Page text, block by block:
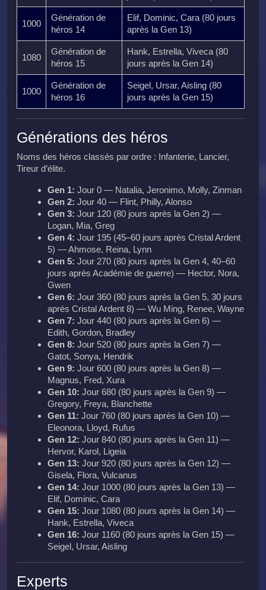
1000
Génération de
héros 14
Elif, Dominic, Cara (80 jours
après la Gen 13)
1080
Génération de
héros 15
Hank, Estrella, Viveca (80
jours après la Gen 14)
1000
Génération de
héros 16
Seigel, Ursar, Aisling (80
jours après la Gen 15)
Générations des héros
Noms des héros classés par ordre : Infanterie, Lancier,
Tireur d’élite.
Gen 1: Jour 0 — Natalia, Jeronimo, Molly, Zinman
Gen 2: Jour 40 — Flint, Philly, Alonso
Gen 3: Jour 120 (80 jours après la Gen 2) —
Logan, Mia, Greg
Gen 4: Jour 195 (45–60 jours après Cristal Ardent
5) — Ahmose, Reina, Lynn
Gen 5: Jour 270 (80 jours après la Gen 4, 40–60
jours après Académie de guerre) — Hector, Nora,
Gwen
Gen 6: Jour 360 (80 jours après la Gen 5, 30 jours
après Cristal Ardent 8) — Wu Ming, Renee, Wayne
Gen 7: Jour 440 (80 jours après la Gen 6) —
Edith, Gordon, Bradley
Gen 8: Jour 520 (80 jours après la Gen 7) —
Gatot, Sonya, Hendrik
Gen 9: Jour 600 (80 jours après la Gen 8) —
Magnus, Fred, Xura
Gen 10: Jour 680 (80 jours après la Gen 9) —
Gregory, Freya, Blanchette
Gen 11: Jour 760 (80 jours après la Gen 10) —
Eleonora, Lloyd, Rufus
Gen 12: Jour 840 (80 jours après la Gen 11) —
Hervor, Karol, Ligeia
Gen 13: Jour 920 (80 jours après la Gen 12) —
Gisela, Flora, Vulcanus
Gen 14: Jour 1000 (80 jours après la Gen 13) —
Elif, Dominic, Cara
Gen 15: Jour 1080 (80 jours après la Gen 14) —
Hank, Estrella, Viveca
Gen 16: Jour 1160 (80 jours après la Gen 15) —
Seigel, Ursar, Aisling
Experts